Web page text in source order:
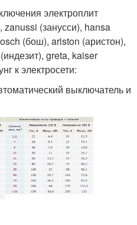
электроплит
(занусси), hansa
(бош), ariston (аристон),
greta, kaiser
к электросети:
выключатель и